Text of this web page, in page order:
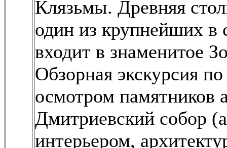
Клязьмы. Древняя
один из крупнейших в
входит в знаменитое
Обзорная экскурсия
осмотром памятников
Дмитриевский собор
интерьером,